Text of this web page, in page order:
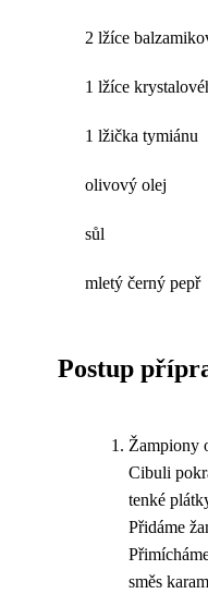
2 lžíce
1 lžíce
1 lžička tymiánu
olivový olej
sůl
mletý černý pepř
Postup
Žampiony
Cibuli
tenké
Přidáme
směs